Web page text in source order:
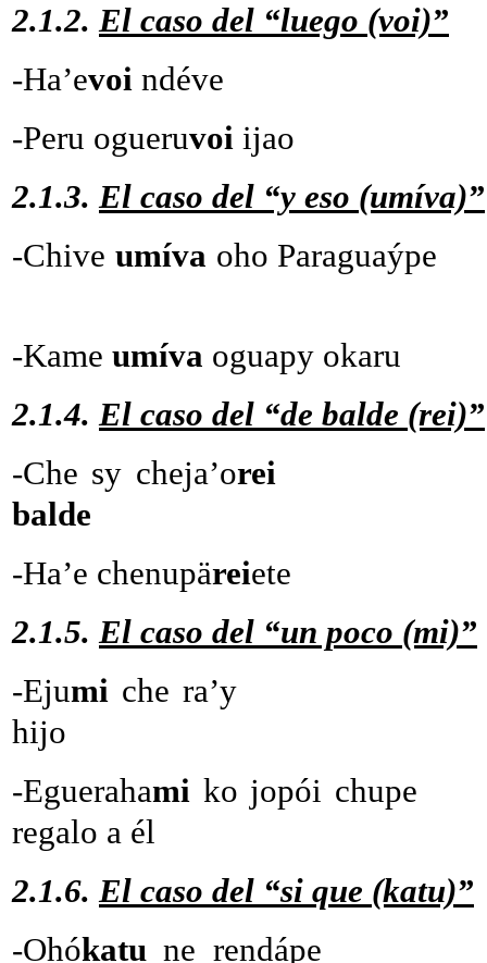
2.1.2.El caso del “luego (voi)”
-Ha’evoi ndéve -
-Peru ogueruvoi ijao -
2.1.3.El caso del “y eso (umíva)”
-Chive umíva oho
-Kame umíva oguapy
2.1.4.El caso del “de balde (rei)”
-Che sy cheja’o
balde
-Ha’e chenupäreiete
2.1.5.El caso del “un poco (mi)”
-Ejumi che
hijo
-Eguerahami ko jopói
regalo a él
2.1.6.El caso del “si que (katu)”
-Ohókatu ne